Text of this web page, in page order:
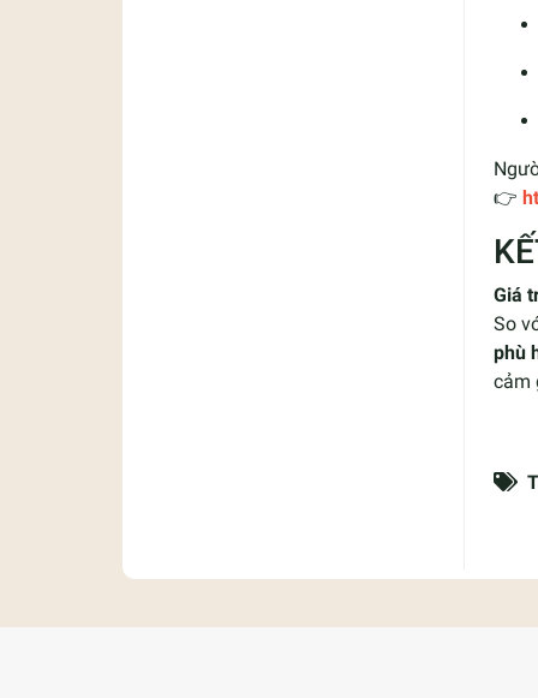
👉
Giá
So
phù
cảm